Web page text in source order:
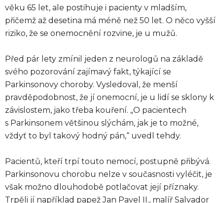
věku 65 let, ale postihuje i pacienty v mladším,
přičemž až desetina má méně než 50 let. O něco vyšší
riziko, že se onemocnění rozvine, je u mužů.
Před pár lety zmínil jeden z neurologů na základě
svého pozorování zajímavý fakt, týkající se
Parkinsonovy choroby. Vysledoval, že menší
pravděpodobnost, že jí onemocní, je u lidí se sklony k
závislostem, jako třeba kouření. „O pacientech
s Parkinsonem většinou slýchám, jak je to možné,
vždyť to byl takový hodný pán,“ uvedl tehdy.
Pacientů, kteří trpí touto nemocí, postupně přibývá.
Parkinsonovu chorobu nelze v současnosti vyléčit, je
však možno dlouhodobě potlačovat její příznaky.
Trpěli jí například papež Jan Pavel II., malíř Salvador